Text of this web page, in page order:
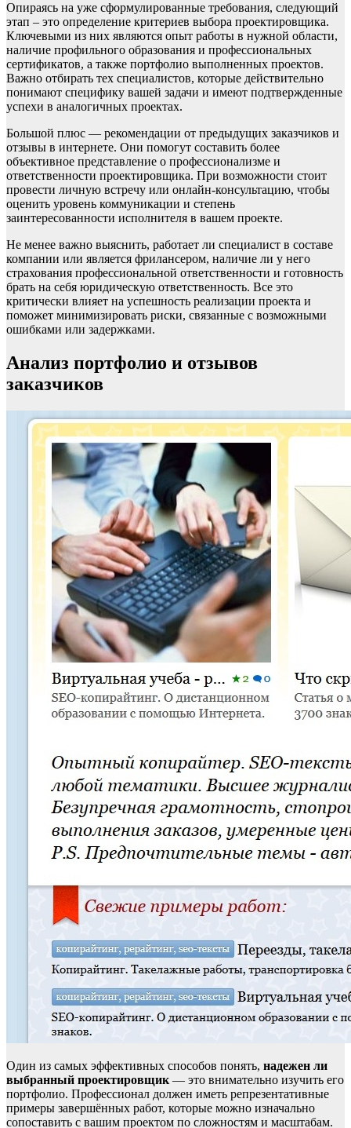
Опираясь на уже сформулированные требования, следующий
этап – это определение критериев выбора проектировщика.
Ключевыми из них являются опыт работы в нужной области,
наличие профильного образования и профессиональных
сертификатов, а также портфолио выполненных проектов.
Важно отбирать тех специалистов, которые действительно
понимают специфику вашей задачи и имеют подтвержденные
успехи в аналогичных проектах.
Большой плюс — рекомендации от предыдущих заказчиков и
отзывы в интернете. Они помогут составить более
объективное представление о профессионализме и
ответственности проектировщика. При возможности стоит
провести личную встречу или онлайн-консультацию, чтобы
оценить уровень коммуникации и степень
заинтересованности исполнителя в вашем проекте.
Не менее важно выяснить, работает ли специалист в составе
компании или является фрилансером, наличие ли у него
страхования профессиональной ответственности и готовность
брать на себя юридическую ответственность. Все это
критически влияет на успешность реализации проекта и
поможет минимизировать риски, связанные с возможными
ошибками или задержками.
Анализ портфолио и отзывов
заказчиков
Один из самых эффективных способов понять, надежен ли
выбранный проектировщик — это внимательно изучить его
портфолио. Профессионал должен иметь репрезентативные
примеры завершённых работ, которые можно изначально
сопоставить с вашим проектом по сложностям и масштабам.